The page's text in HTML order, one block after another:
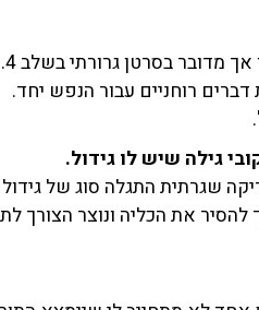
עדה: "בעברי הרחוק מאוד. לא בטוח שהסרטן הגיע דווקא עקב העישון אך מדובר בסרטן גרורתי בשלב 4.
רוחניים עבור הנפש יחד.
גילה שיש לו גידול.
שגרתית התגלה סוג של
את הכליה ונוצר הצורך